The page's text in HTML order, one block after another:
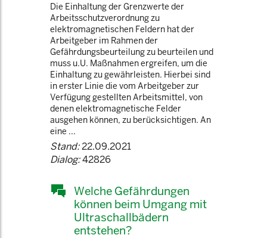
Die Einhaltung der Grenzwerte der
Arbeitsschutzverordnung zu
elektromagnetischen Feldern hat der
Arbeitgeber im Rahmen der
Gefährdungsbeurteilung zu beurteilen und
muss u.U. Maßnahmen ergreifen, um die
Einhaltung zu gewährleisten. Hierbei sind
in erster Linie die vom Arbeitgeber zur
Verfügung gestellten Arbeitsmittel, von
denen elektromagnetische Felder
ausgehen können, zu berücksichtigen. An
eine ...
Stand:22.09.2021
Dialog:42826
Welche Gefährdungen
können beim Umgang mit
Ultraschallbädern
entstehen?